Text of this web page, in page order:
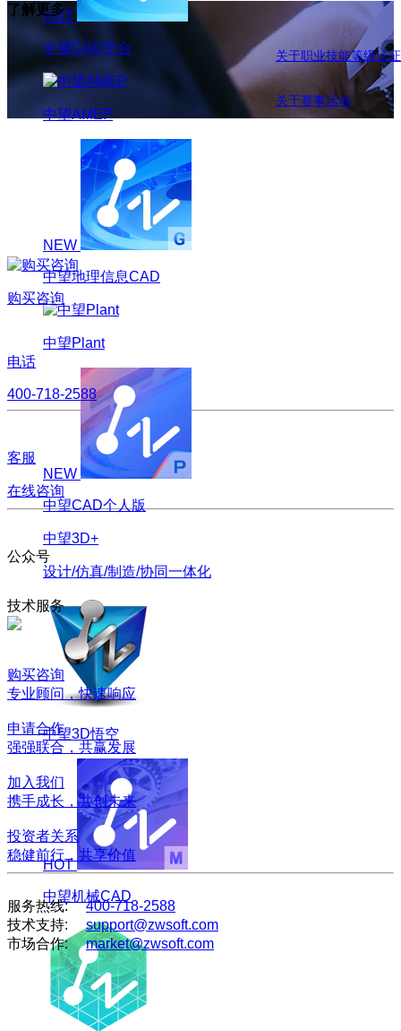
HOT
中望CAD平台
中望AMEP
NEW
中望地理信息CAD
中望Plant
NEW
中望CAD个人版
中望3D+
设计/仿真/制造/协同一体化
中望3D悟空
HOT
中望机械CAD
了解更多
关于职业技能等级认证
关于赛事活动
购买咨询
电话
400-718-2588
客服
在线咨询
公众号
技术服务
购买咨询
专业顾问，快速响应
申请合作
强强联合，共赢发展
加入我们
携手成长，共创未来
投资者关系
稳健前行，共享价值
服务热线: 400-718-2588
技术支持:
support@zwsoft.com
市场合作: market@zwsoft.com